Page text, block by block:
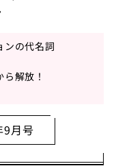
ンの代名詞
解放！
9月号